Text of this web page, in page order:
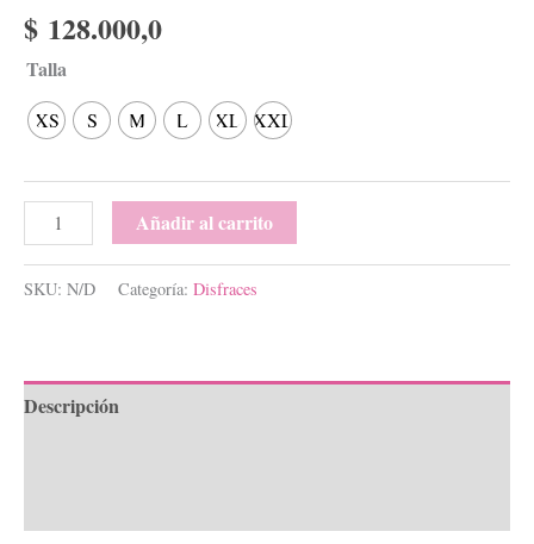
$ 128.000,0
Talla
XS S M L XL XXL
Añadir al carrito
SKU: N/D Categoría: Disfraces
Descripción